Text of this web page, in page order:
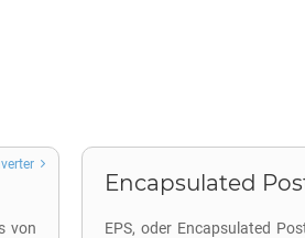
von
Encapsulated
EPS, oder Encapsulated